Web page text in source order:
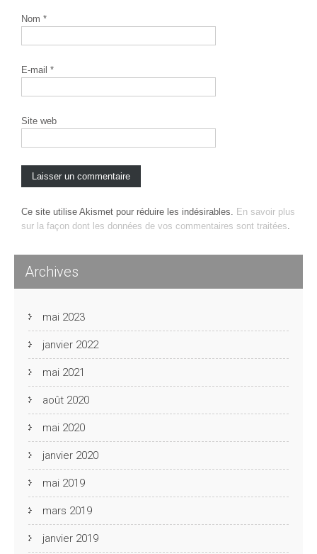
Nom *
E-mail *
Site web
Ce site utilise Akismet pour réduire les indésirables.
En savoir plus
sur la façon dont les données de vos commentaires sont traitées
Archives
mai 2023
janvier 2022
mai 2021
août 2020
mai 2020
janvier 2020
mai 2019
mars 2019
janvier 2019